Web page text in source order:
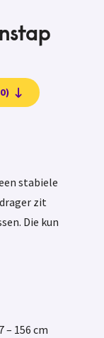
stabiele
zit
Die kun
– 156 cm